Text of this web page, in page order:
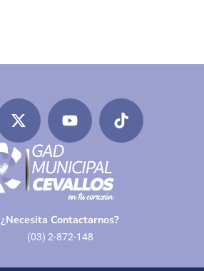
¿Necesita Contactarnos?
(03) 2-872-148